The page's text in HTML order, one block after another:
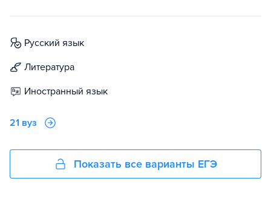
русский язык
литература
иностранный язык
21 вуз
Показать все варианты ЕГЭ